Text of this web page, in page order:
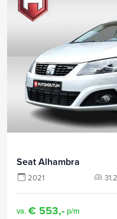
Seat Alhambra
2021
va. € 553,- p/m